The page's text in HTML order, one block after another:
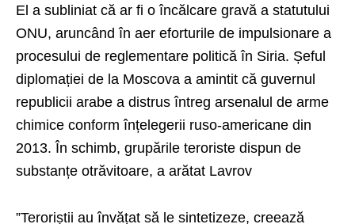
El a subliniat că ar fi o încălcare gravă a statutului
ONU, aruncând în aer eforturile de impulsionare a
procesului de reglementare politică în Siria. Șeful
diplomației de la Moscova a amintit că guvernul
republicii arabe a distrus întreg arsenalul de arme
chimice conform înțelegerii ruso-americane din
2013. În schimb, grupările teroriste dispun de
substanțe otrăvitoare, a arătat Lavrov
”Teroriștii au învățat să le sintetizeze, creează